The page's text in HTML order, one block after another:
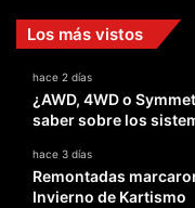
Los más vistos
hace 2 días
¿AWD, 4WD o
saber sobre los
hace 3 días
Remontadas
Invierno de Kartismo